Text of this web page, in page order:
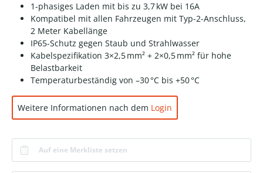
1-phasiges Laden mit bis zu 3,7 kW bei 16A
Kompatibel mit allen Fahrzeugen mit Typ-2-Anschluss,
2 Meter Kabellänge
IP65-Schutz gegen Staub und Strahlwasser
Kabelspezifikation 3×2,5 mm² + 2×0,5 mm² für hohe
Belastbarkeit
Temperaturbeständig von –30 °C bis +50 °C
Weitere Informationen nach dem Login
Auf eine Merkliste setzen